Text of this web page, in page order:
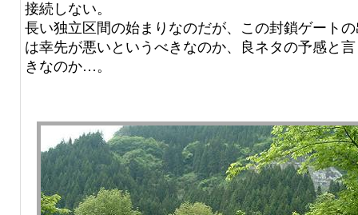
接続しない。
長い独立区間の始まりなのだが、この封鎖ゲート
は幸先が悪いというべきなのか、良ネタの予感と
きなのか…。